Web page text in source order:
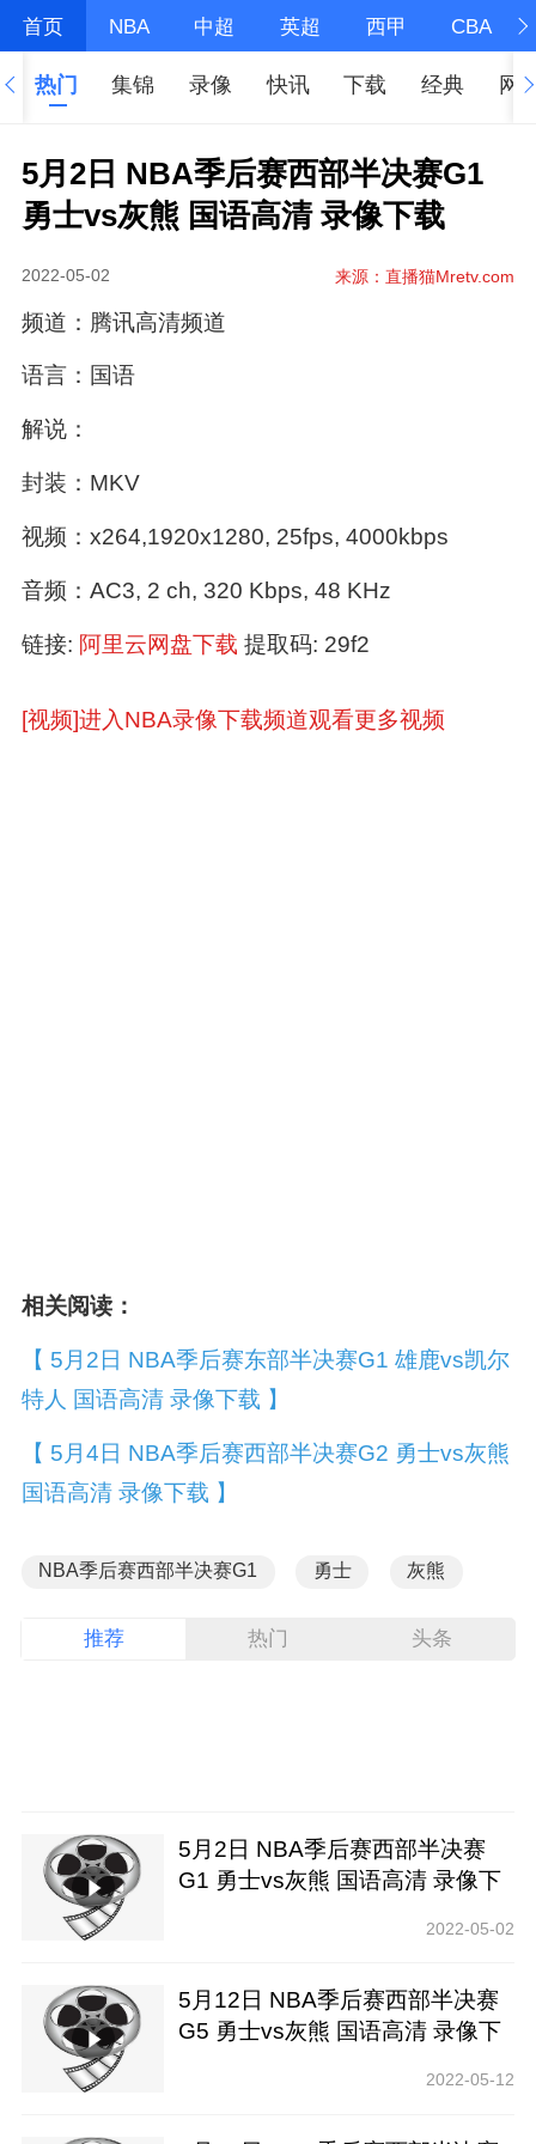
首页 NBA 中超 英超 西甲 CBA
热门 集锦 录像 快讯 下载 经典 网
5月2日 NBA季后赛西部半决赛G1
勇士vs灰熊 国语高清 录像下载
2022-05-02 来源：直播猫Mretv.com
频道：腾讯高清频道
语言：国语
解说：
封装：MKV
视频：x264,1920x1280, 25fps, 4000kbps
音频：AC3, 2 ch, 320 Kbps, 48 KHz
链接: 阿里云网盘下载 提取码: 29f2
[视频]进入NBA录像下载频道观看更多视频
相关阅读：
【 5月2日 NBA季后赛东部半决赛G1 雄鹿vs凯尔
特人 国语高清 录像下载 】
【 5月4日 NBA季后赛西部半决赛G2 勇士vs灰熊
国语高清 录像下载 】
NBA季后赛西部半决赛G1 勇士 灰熊
推荐 热门 头条
5月2日 NBA季后赛西部半决赛
G1 勇士vs灰熊 国语高清 录像下
2022-05-02
5月12日 NBA季后赛西部半决赛
G5 勇士vs灰熊 国语高清 录像下
2022-05-12